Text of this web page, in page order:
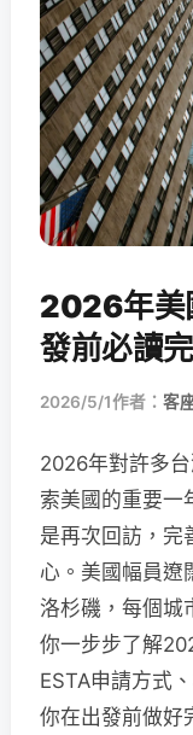
2026年美
發前必讀
2026/5/1作者： 客
2026年對許多
索美國的重要一
是再次回訪，完
心。美國幅員遼
洛杉磯，每個城
你一步步了解
ESTA申請方式
你在出發前做好